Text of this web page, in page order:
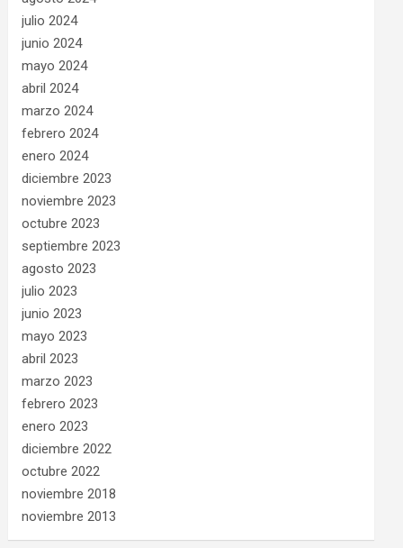
julio 2024
junio 2024
mayo 2024
abril 2024
marzo 2024
febrero 2024
enero 2024
diciembre 2023
noviembre 2023
octubre 2023
septiembre 2023
agosto 2023
julio 2023
junio 2023
mayo 2023
abril 2023
marzo 2023
febrero 2023
enero 2023
diciembre 2022
octubre 2022
noviembre 2018
noviembre 2013